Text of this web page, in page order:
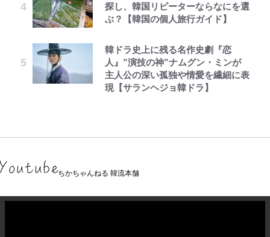
探し、韓国リピーターならなにを選
ぶ？【韓国の個人旅行ガイド】
韓ドラ史上に残る名作史劇『恋
人』”演技の神”ナムグン・ミンが
主人公の深い孤独や情愛を繊細に表
現【サランヘジョ韓ドラ】
ちかちゃんねる 韓流本舗